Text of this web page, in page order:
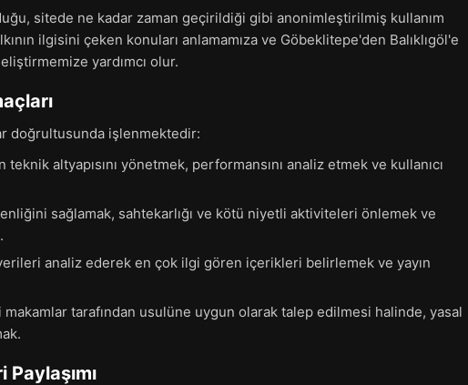
sitede ne kadar zaman geçirildiği gibi anonimleştirilmiş kullanım
ilgisini çeken konuları anlamamıza ve Göbeklitepe'den Balıklıgöl'e
yardımcı olur.
doğrultusunda işlenmektedir:
teknik altyapısını yönetmek, performansını analiz etmek ve kullanıcı
sağlamak, sahtekarlığı ve kötü niyetli aktiviteleri önlemek ve
analiz ederek en çok ilgi gören içerikleri belirlemek ve yayın
tarafından usulüne uygun olarak talep edilmesi halinde, yasal